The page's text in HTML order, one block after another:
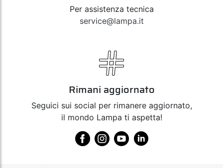
Per assistenza tecnica
service@lampa.it
Rimani aggiornato
Seguici sui social per rimanere aggiornato,
il mondo Lampa ti aspetta!